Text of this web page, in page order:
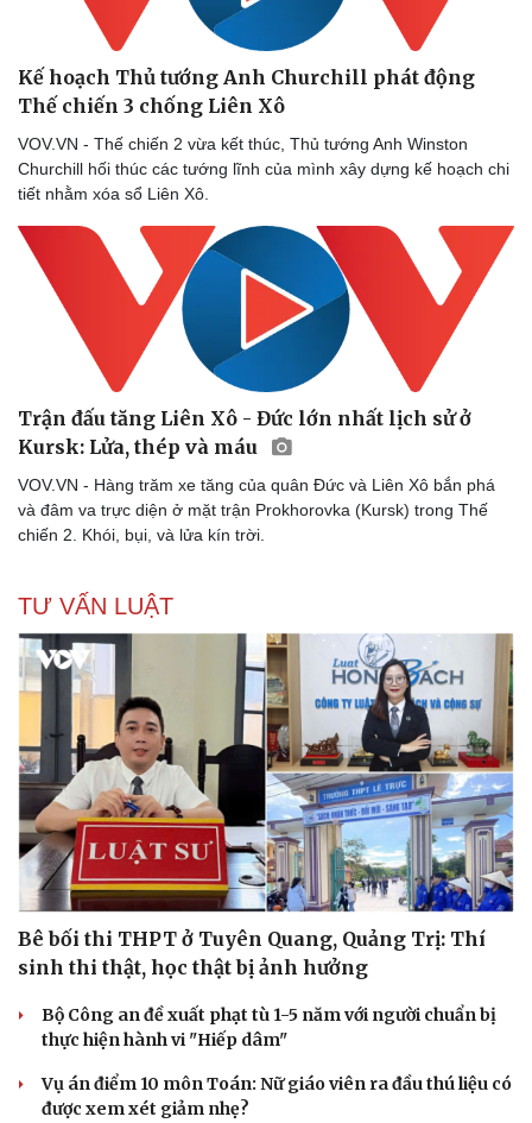
Văn hóa
Sân khấu - Điện ảnh
Văn học
Âm nhạc
Di sản
Thời trang
Sao Việt
Kế hoạch Thủ tướng Anh Churchill phát động
Thế chiến 3 chống Liên Xô
VOV.VN - Thế chiến 2 vừa kết thúc, Thủ tướng Anh Winston
Churchill hối thúc các tướng lĩnh của mình xây dựng kế hoạch chi
tiết nhằm xóa sổ Liên Xô.
Trận đấu tăng Liên Xô - Đức lớn nhất lịch sử ở
Kursk: Lửa, thép và máu
VOV.VN - Hàng trăm xe tăng của quân Đức và Liên Xô bắn phá
và đâm va trực diện ở mặt trận Prokhorovka (Kursk) trong Thế
chiến 2. Khói, bụi, và lửa kín trời.
TƯ VẤN LUẬT
Bê bối thi THPT ở Tuyên Quang, Quảng Trị: Thí
sinh thi thật, học thật bị ảnh hưởng
Bộ Công an đề xuất phạt tù 1-5 năm với người chuẩn bị
thực hiện hành vi "Hiếp dâm"
Vụ án điểm 10 môn Toán: Nữ giáo viên ra đầu thú liệu có
được xem xét giảm nhẹ?